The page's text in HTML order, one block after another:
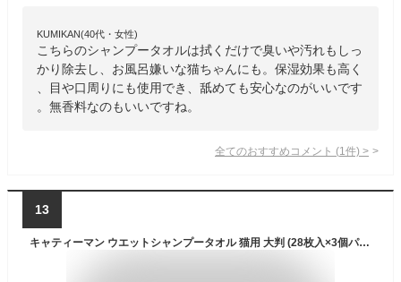
KUMIKAN(40代・女性)
こちらのシャンプータオルは拭くだけで臭いや汚れもしっ
かり除去し、お風呂嫌いな猫ちゃんにも。保湿効果も高く
、目や口周りにも使用でき、舐めても安心なのがいいです
。無香料なのもいいですね。
全てのおすすめコメント (1 件) >
13
キャティーマン ウエットシャンプータオル 猫用 大判 (28枚入×3個パック)×2個 (まとめ買い) 無香料